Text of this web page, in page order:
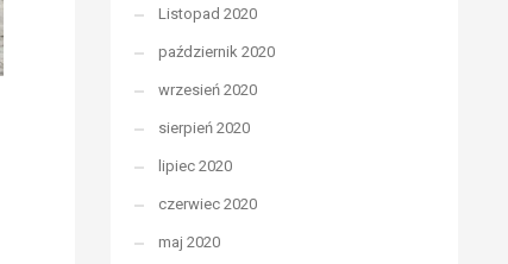
Listopad 2020
październik 2020
wrzesień 2020
sierpień 2020
lipiec 2020
czerwiec 2020
maj 2020